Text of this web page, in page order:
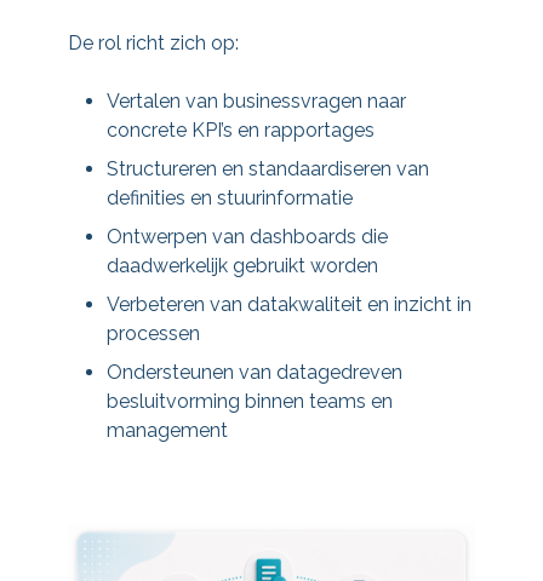
De rol richt zich op:
Vertalen van businessvragen naar
concrete KPI’s en rapportages
Structureren en standaardiseren van
definities en stuurinformatie
Ontwerpen van dashboards die
daadwerkelijk gebruikt worden
Verbeteren van datakwaliteit en inzicht in
processen
Ondersteunen van datagedreven
besluitvorming binnen teams en
management